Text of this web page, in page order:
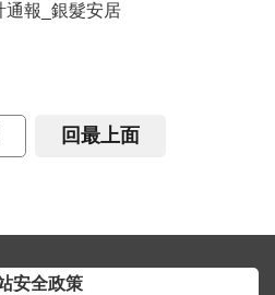
通報_銀髮安居
回最上面
安全政策